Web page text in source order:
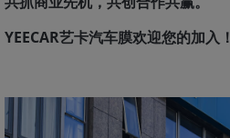
YEECAR艺卡汽车膜欢迎您的加入！